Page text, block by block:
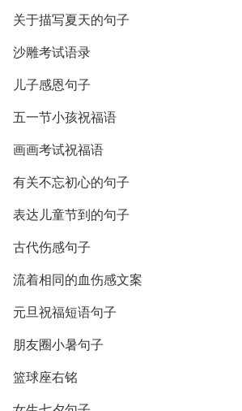
关于描写夏天的句子
沙雕考试语录
儿子感恩句子
五一节小孩祝福语
画画考试祝福语
有关不忘初心的句子
表达儿童节到的句子
古代伤感句子
流着相同的血伤感文案
元旦祝福短语句子
朋友圈小暑句子
篮球座右铭